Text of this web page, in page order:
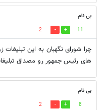
بی نام
11
2
چرا شورای نگهبان به این
های رئیس جمهور رو مصداق
بی نام
8
2